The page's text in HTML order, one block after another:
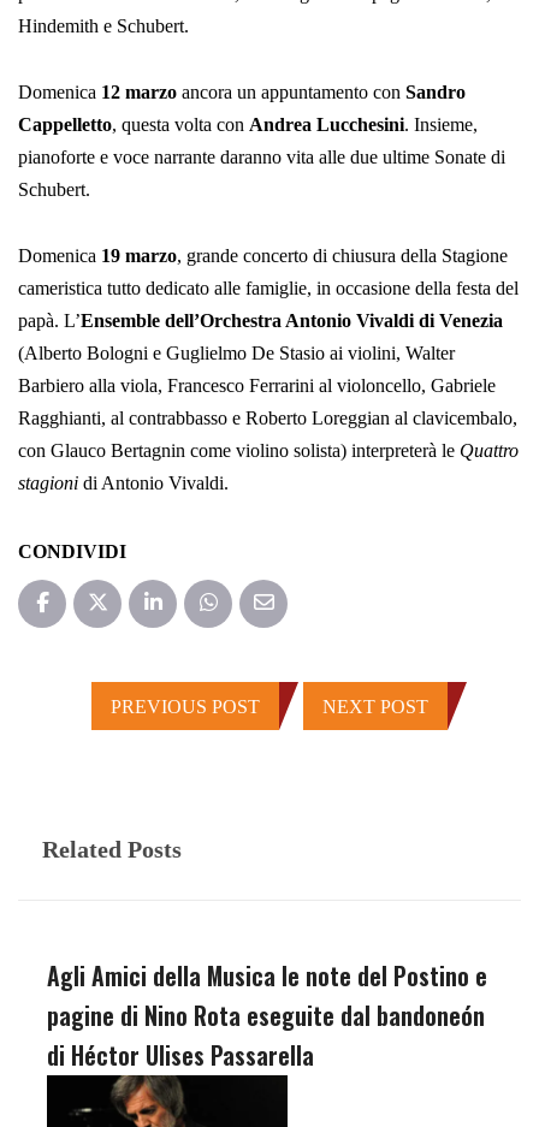
Hindemith e Schubert.
Domenica 12 marzo ancora un appuntamento con Sandro
Cappelletto, questa volta con Andrea Lucchesini. Insieme,
pianoforte e voce narrante daranno vita alle due ultime Sonate di
Schubert.
Domenica 19 marzo, grande concerto di chiusura della Stagione
cameristica tutto dedicato alle famiglie, in occasione della festa del
papà. L’Ensemble dell’Orchestra Antonio Vivaldi di Venezia
(Alberto Bologni e Guglielmo De Stasio ai violini, Walter
Barbiero alla viola, Francesco Ferrarini al violoncello, Gabriele
Ragghianti, al contrabbasso e Roberto Loreggian al clavicembalo,
con Glauco Bertagnin come violino solista) interpreterà le Quattro
stagioni di Antonio Vivaldi.
CONDIVIDI
PREVIOUS POST NEXT POST
Related Posts
Agli Amici della Musica le note del Postino e
pagine di Nino Rota eseguite dal bandoneón
di Héctor Ulises Passarella